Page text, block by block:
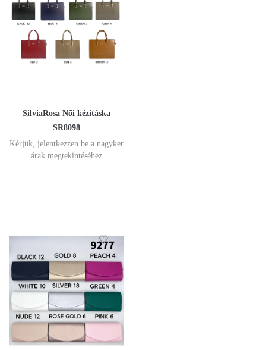
SilviaRosa Női kézitáska
SR8098
Kérjük, jelentkezzen be a nagyker
árak megtekintéséhez